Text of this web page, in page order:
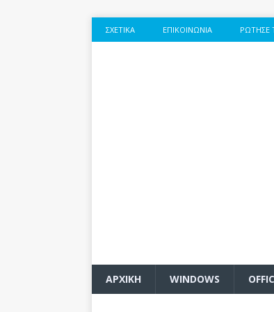
ΣΧΕΤΙΚΆ ΕΠΙΚΟΙΝΩΝΊΑ ΡΏΤΗΣΕ
ΑΡΧΙΚΗ WINDOWS